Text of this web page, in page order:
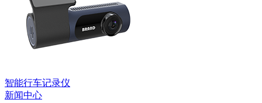
智能行车记录仪
新闻中心